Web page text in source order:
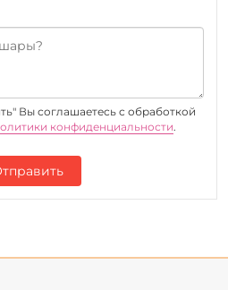
Вы соглашаетесь c обработкой
конфиденциальности.